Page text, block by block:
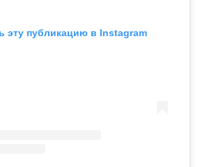
эту публикацию в Instagram